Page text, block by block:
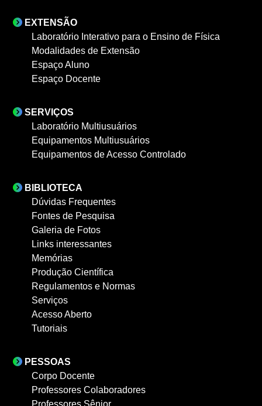
EXTENSÃO
Laboratório Interativo para o Ensino de Física
Modalidades de Extensão
Espaço Aluno
Espaço Docente
SERVIÇOS
Laboratório Multiusuários
Equipamentos Multiusuários
Equipamentos de Acesso Controlado
BIBLIOTECA
Dúvidas Frequentes
Fontes de Pesquisa
Galeria de Fotos
Links interessantes
Memórias
Produção Científica
Regulamentos e Normas
Serviços
Acesso Aberto
Tutoriais
PESSOAS
Corpo Docente
Professores Colaboradores
Professores Sênior